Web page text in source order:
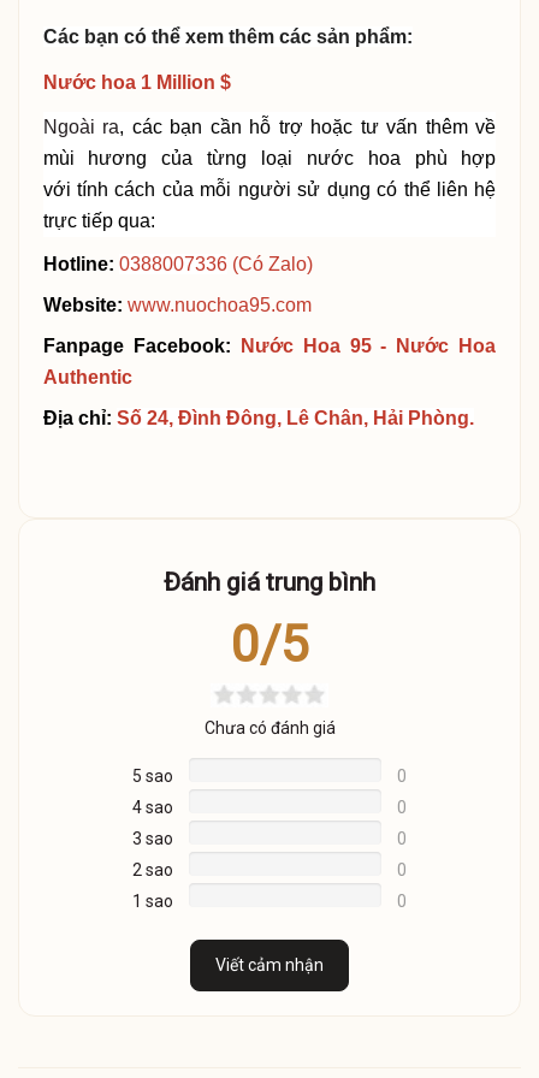
Các bạn có thể xem thêm các sản phẩm:
Nước hoa 1 Million $
Ngoài ra, các bạn cần hỗ trợ hoặc tư vấn thêm về
mùi hương của từng loại nước hoa phù hợp
với tính cách của mỗi người sử dụng có thể liên hệ
trực tiếp qua:
Hotline: 0388007336(Có Zalo)
Website: www.nuochoa95.com
Fanpage Facebook:
Nước Hoa 95 - Nước Hoa
Authentic
Địa chỉ: Số 24, Đình Đông, Lê Chân, Hải Phòng.
Đánh giá trung bình
0/5
Chưa có đánh giá
5 sao
0
4 sao
0
3 sao
0
2 sao
0
1 sao
0
Viết cảm nhận